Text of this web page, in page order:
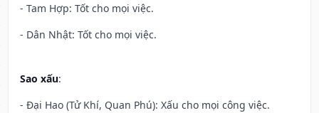
- Tam Hợp: Tốt cho mọi việc.
- Dân Nhật: Tốt cho mọi việc.
Sao xấu:
- Đại Hao (Tử Khí, Quan Phú): Xấu cho mọi công việc.